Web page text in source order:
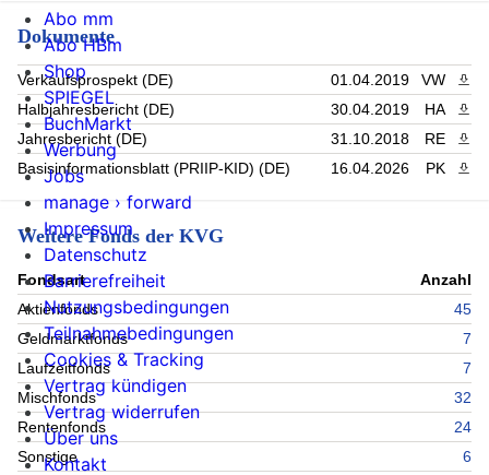
Dokumente
Verkaufsprospekt (DE) 01.04.2019 VW
Halbjahresbericht (DE)
30.04.2019 HA
Jahresbericht (DE)
31.10.2018 RE
Basisinformationsblatt (PRIIP-KID) (DE)
16.04.2026 PK
Weitere Fonds der KVG
Fondsart
Anzahl
Aktienfonds
45
Geldmarktfonds
7
Laufzeitfonds
7
Mischfonds
32
Rentenfonds
24
Sonstige
6
Abo mm
Abo HBm
Shop
SPIEGEL
BuchMarkt
Werbung
Jobs
manage › forward
Impressum
Datenschutz
Barrierefreiheit
Nutzungsbedingungen
Teilnahmebedingungen
Cookies & Tracking
Vertrag kündigen
Vertrag widerrufen
Über uns
Kontakt